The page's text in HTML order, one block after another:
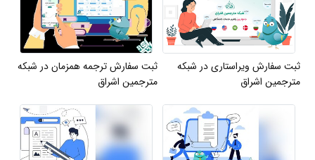
ثبت سفارش ویراستاری در شبکه
مترجمین اشراق
ثبت سفارش ترجمه همزمان در شبکه
مترجمین اشراق